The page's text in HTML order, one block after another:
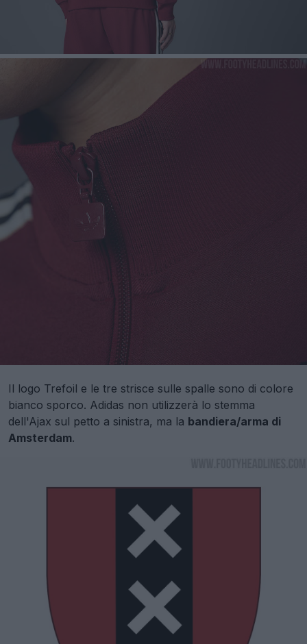
Il logo Trefoil e le tre strisce sulle spalle sono di colore
bianco sporco. Adidas non utilizzerà lo stemma
dell'Ajax sul petto a sinistra, ma la bandiera/arma di
Amsterdam.